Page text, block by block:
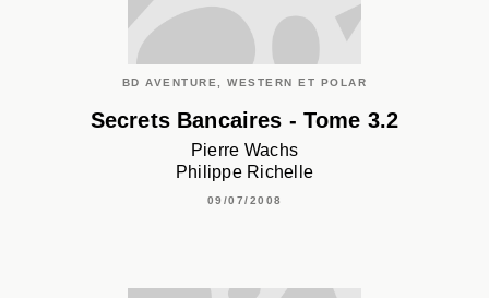
BD AVENTURE, WESTERN ET POLAR
Secrets Bancaires - Tome 3.2
Pierre Wachs
Philippe Richelle
09/07/2008